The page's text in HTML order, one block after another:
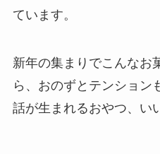
ています。
新年の集まりでこんなお
ら、おのずとテンション
話が生まれるおやつ、い